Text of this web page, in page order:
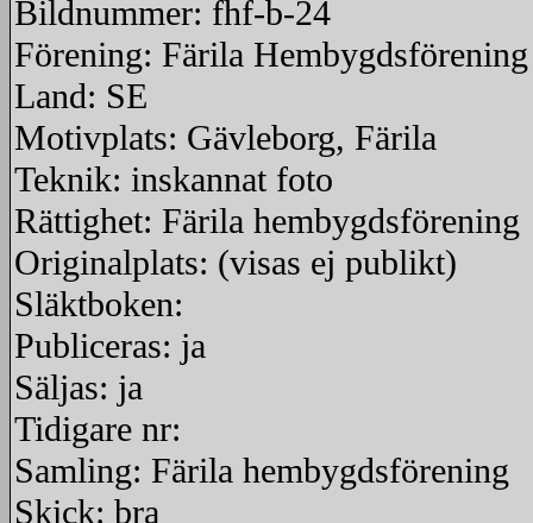
Bildnummer: fhf-b-24
Förening: Färila Hembygdsförening
Land: SE
Motivplats: Gävleborg, Färila
Teknik: inskannat foto
Rättighet: Färila hembygdsförening
Originalplats: (visas ej publikt)
Släktboken:
Publiceras: ja
Säljas: ja
Tidigare nr:
Samling: Färila hembygdsförening
Skick: bra